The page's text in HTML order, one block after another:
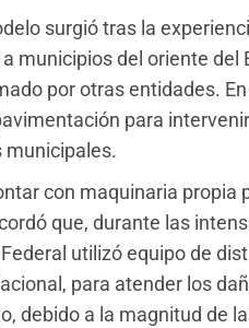
surgió tras la
municipios del oriente del
por otras entidades.
para
municipales.
con maquinaria propia
que, durante las
utilizó equipo de
para atender los
debido a la magnitud de